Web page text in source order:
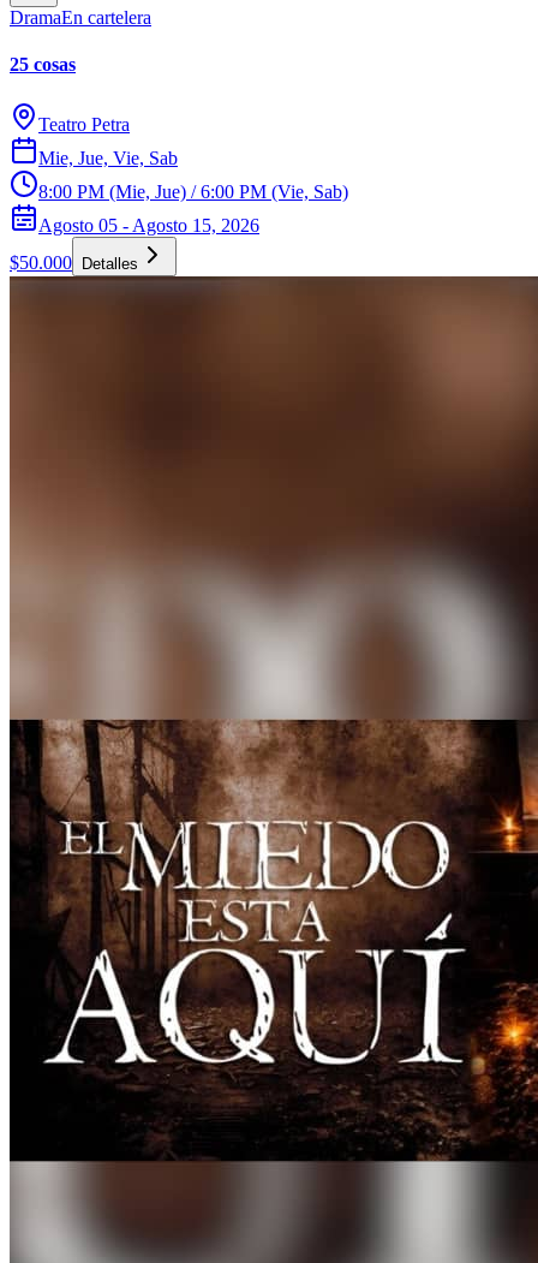
DramaEn cartelera
25 cosas
Teatro Petra
Mie, Jue, Vie, Sab
8:00 PM (Mie, Jue) / 6:00 PM (Vie, Sab)
Agosto 05 - Agosto 15, 2026
$50.000
Detalles